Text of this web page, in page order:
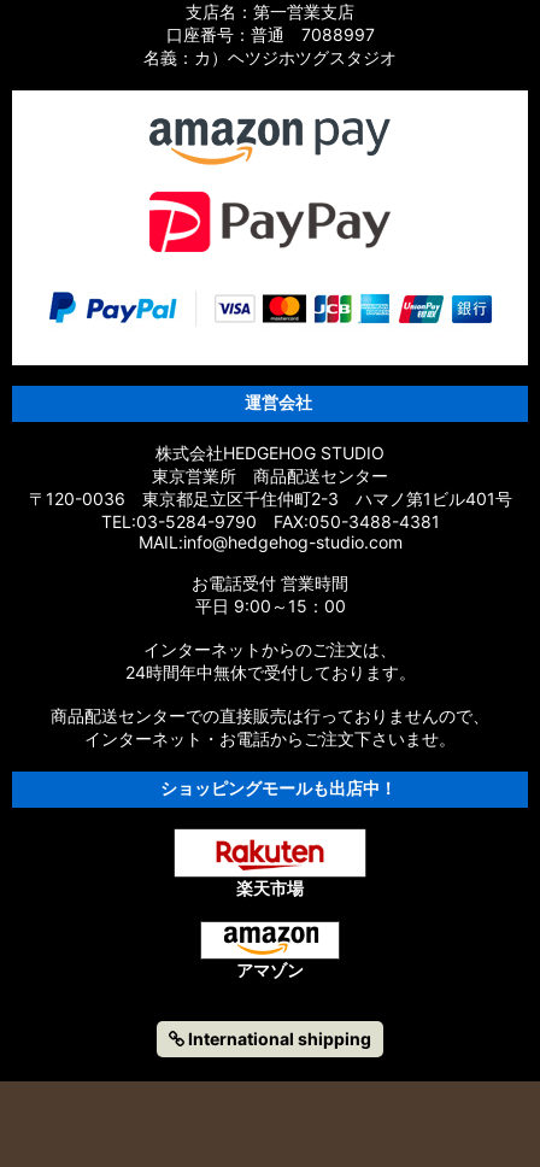
支店名：第一営業支店
口座番号：普通 7088997
名義：カ）ヘツジホツグスタジオ
運営会社
株式会社HEDGEHOG STUDIO
東京営業所 商品配送センター
〒120-0036 東京都足立区千住仲町2-3 ハマノ第1ビル401号
TEL:03-5284-9790 FAX:050-3488-4381
MAIL:info@hedgehog-studio.com
お電話受付 営業時間
平日 9:00～15：00
インターネットからのご注文は、
24時間年中無休で受付しております。
商品配送センターでの直接販売は行っておりませんので、
インターネット・お電話からご注文下さいませ。
ショッピングモールも出店中！
楽天市場
アマゾン
International shipping